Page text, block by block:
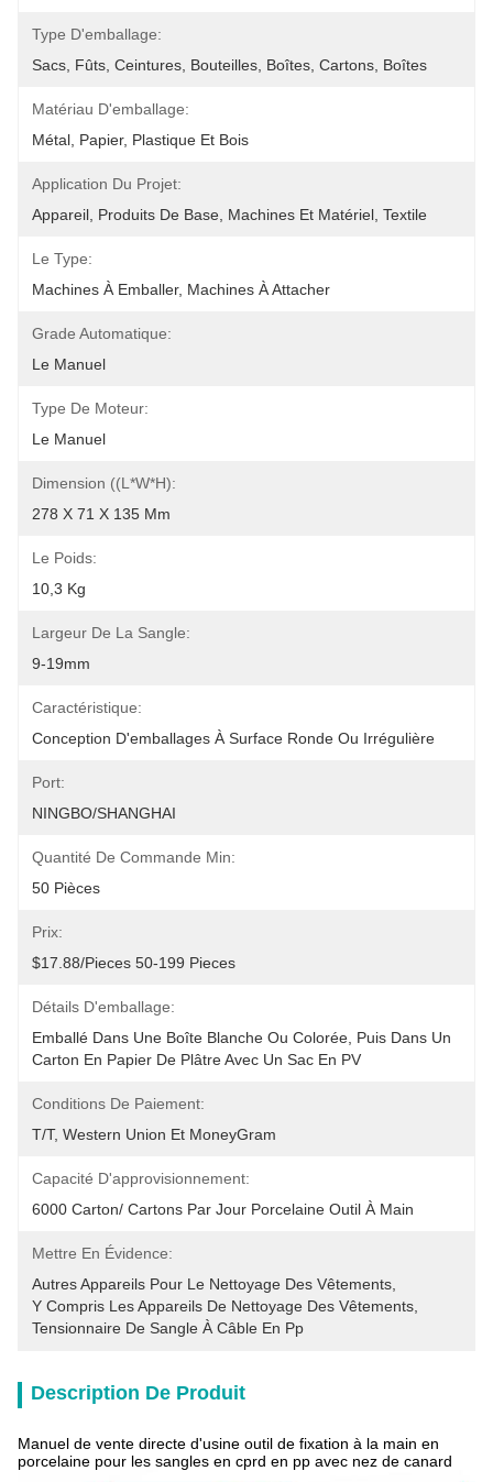
Type D'emballage:
Sacs, Fûts, Ceintures, Bouteilles, Boîtes, Cartons, Boîtes
Matériau D'emballage:
Métal, Papier, Plastique Et Bois
Application Du Projet:
Appareil, Produits De Base, Machines Et Matériel, Textile
Le Type:
Machines À Emballer, Machines À Attacher
Grade Automatique:
Le Manuel
Type De Moteur:
Le Manuel
Dimension ((L*W*H):
278 X 71 X 135 Mm
Le Poids:
10,3 Kg
Largeur De La Sangle:
9-19mm
Caractéristique:
Conception D'emballages À Surface Ronde Ou Irrégulière
Port:
NINGBO/SHANGHAI
Quantité De Commande Min:
50 Pièces
Prix:
$17.88/pieces 50-199 Pieces
Détails D'emballage:
Emballé Dans Une Boîte Blanche Ou Colorée, Puis Dans Un
Carton En Papier De Plâtre Avec Un Sac En PV
Conditions De Paiement:
T/T, Western Union Et MoneyGram
Capacité D'approvisionnement:
6000 Carton/ Cartons Par Jour Porcelaine Outil À Main
Mettre En Évidence:
Autres Appareils Pour Le Nettoyage Des Vêtements
Y Compris Les Appareils De Nettoyage Des Vêtements
Tensionnaire De Sangle À Câble En Pp
Description De Produit
Manuel de vente directe d'usine outil de fixation à la main en
porcelaine pour les sangles en cprd en pp avec nez de canard